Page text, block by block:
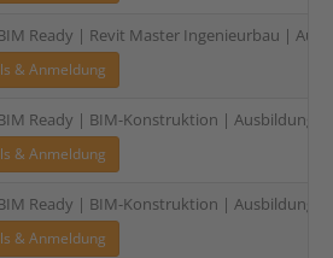
Ready | Revit Master Ingenieurbau |
& Anmeldung
Ready | BIM-Konstruktion | Ausbildung
& Anmeldung
Ready | BIM-Konstruktion | Ausbildung
& Anmeldung